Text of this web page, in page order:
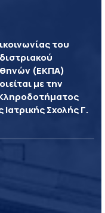
του
(ΕΚΠΑ)
με την
Σχολής Γ.